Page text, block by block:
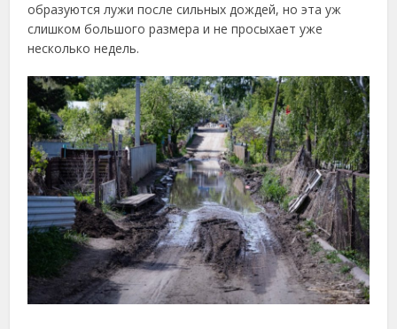
образуются лужи после сильных дождей, но эта уж
слишком большого размера и не просыхает уже
несколько недель.